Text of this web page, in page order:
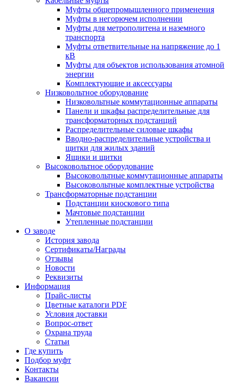
Муфты общепромышленного применения
Муфты в негорючем исполнении
Муфты для метрополитена и наземного
транспорта
Муфты ответвительные на напряжение до 1
кВ
Муфты для объектов использования атомной
энергии
Комплектующие и аксессуары
Низковольтное оборудование
Низковольтные коммутационные аппараты
Панели и шкафы распределительные для
трансформаторных подстанций
Распределительные силовые шкафы
Вводно-распределительные устройства и
щитки для жилых зданий
Ящики и щитки
Высоковольтное оборудование
Высоковольтные коммутационные аппараты
Высоковольтные комплектные устройства
Трансформаторные подстанции
Подстанции киоскового типа
Мачтовые подстанции
Утепленные подстанции
О заводе
История завода
Сертификаты/Награды
Отзывы
Новости
Реквизиты
Информация
Прайс-листы
Цветные каталоги PDF
Условия доставки
Вопрос-ответ
Охрана труда
Статьи
Где купить
Подбор муфт
Контакты
Вакансии